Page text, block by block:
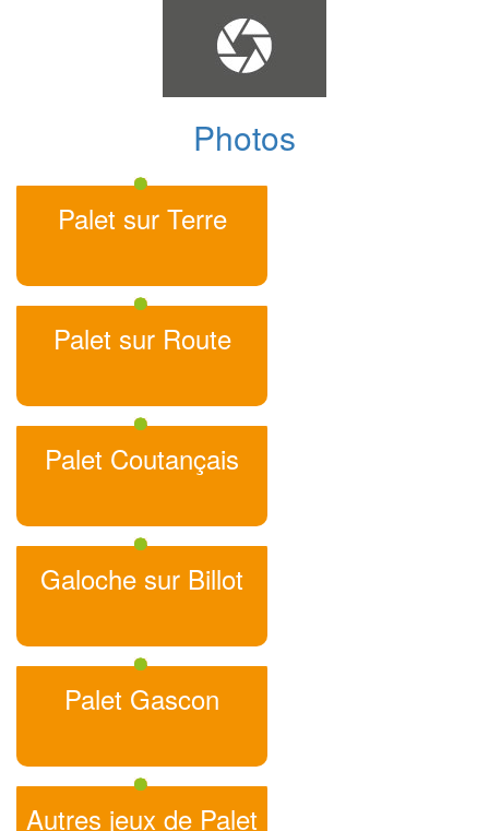
Photos
Palet sur Terre
Palet sur Route
Palet Coutançais
Galoche sur Billot
Palet Gascon
Autres jeux de Palet